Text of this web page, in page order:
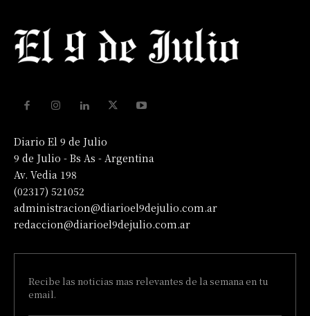
Diario El 9 de Julio
9 de Julio - Bs As - Argentina
Av. Vedia 198
(02317) 521052
administracion@diarioel9dejulio.com.ar
redaccion@diarioel9dejulio.com.ar
Recibe las noticias mas relevantes de la semana en tu
email.